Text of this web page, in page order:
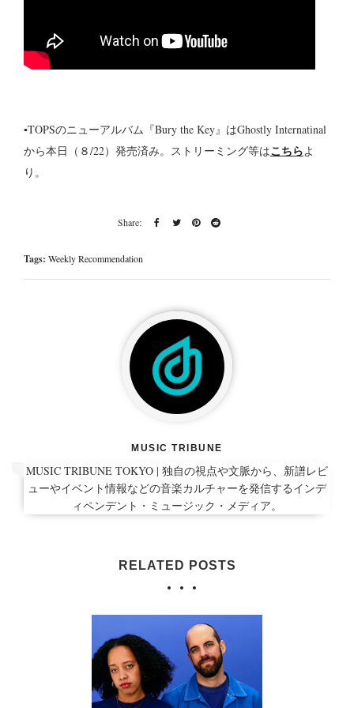
▪TOPSのニューアルバム『Bury the Key』はGhostly Internatinal
から本日（８/22）発売済み。ストリーミング等はこちらよ
り。
Tags: Weekly Recommendation
MUSIC TRIBUNE
MUSIC TRIBUNE TOKYO | 独自の視点や文脈から、新譜レビ
ューやイベント情報などの音楽カルチャーを発信するインデ
ィペンデント・ミュージック・メディア。
RELATED POSTS